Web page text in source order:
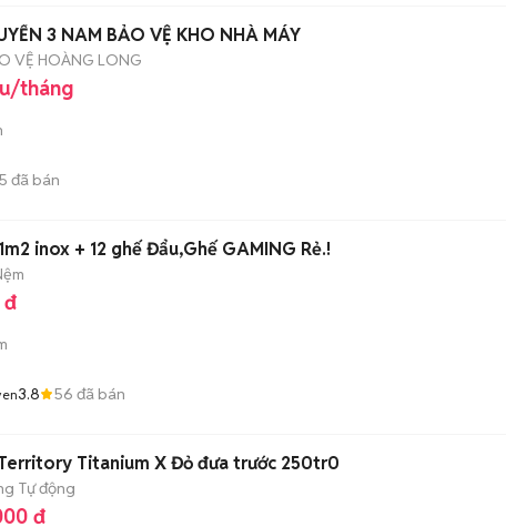
3 NAM BẢO VỆ KHO NHÀ MÁY
VỆ HOÀNG LONG
tháng
5 đã bán
inox + 12 ghế Đẩu,Ghế GAMING Rẻ.!
đ
3.8 56 đã bán
Titanium X Đỏ đưa trước 250tr0
Tự động
đ